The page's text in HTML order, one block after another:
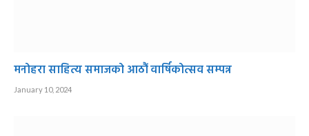
मनोहरा साहित्य समाजको आठौं वार्षिकोत्सव सम्पन्न
January 10, 2024